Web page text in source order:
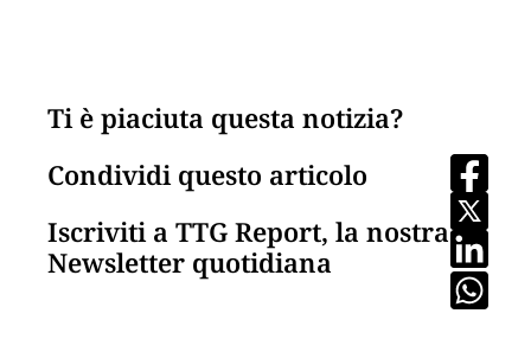
Ti è piaciuta questa notizia?
Condividi questo articolo
Iscriviti a TTG Report, la nostra
Newsletter quotidiana